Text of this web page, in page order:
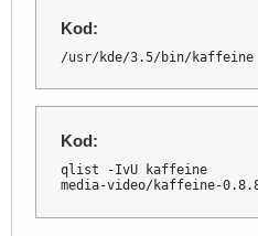
Kod:
/usr/kde/3.5/bin/kaffeine
Kod:
qlist -IvU kaffeine
media-video/kaffeine-